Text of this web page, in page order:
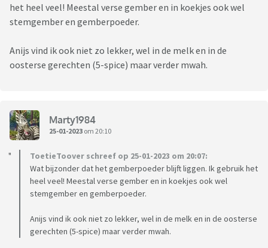
het heel veel! Meestal verse gember en in koekjes ook wel
stemgember en gemberpoeder.
Anijs vind ik ook niet zo lekker, wel in de melk en in de
oosterse gerechten (5-spice) maar verder mwah.
Marty1984
25-01-2023 om 20:10
ToetieToover schreef op 25-01-2023 om 20:07:
Wat bijzonder dat het gemberpoeder blijft liggen. Ik gebruik het
heel veel! Meestal verse gember en in koekjes ook wel
stemgember en gemberpoeder.
Anijs vind ik ook niet zo lekker, wel in de melk en in de oosterse
gerechten (5-spice) maar verder mwah.